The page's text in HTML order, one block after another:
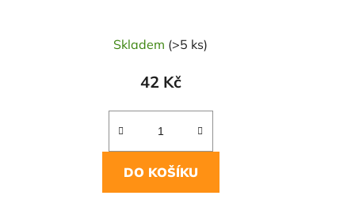
Skladem (>5 ks)
42 Kč
DO KOŠÍKU